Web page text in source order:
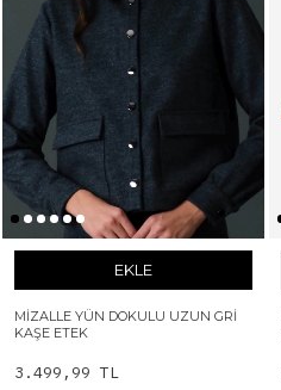
EKLE
MIZALLE YÜN DOKULU UZUN GRI
KAŞE ETEK
3.499,99 TL